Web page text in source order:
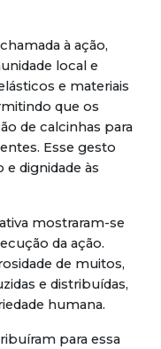
à ação,
local e
e materiais
que os
de calcinhas para
Esse gesto
dignidade às
mostraram-se
da ação.
de muitos,
e distribuídas,
humana.
para essa